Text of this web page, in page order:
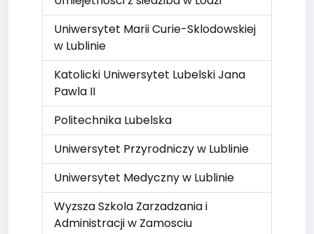
Uniwersytet Marii Curie-Sklodowskiej
w Lublinie
Katolicki Uniwersytet Lubelski Jana
Pawla II
Politechnika Lubelska
Uniwersytet Przyrodniczy w Lublinie
Uniwersytet Medyczny w Lublinie
Wyzsza Szkola Zarzadzania i
Administracji w Zamosciu